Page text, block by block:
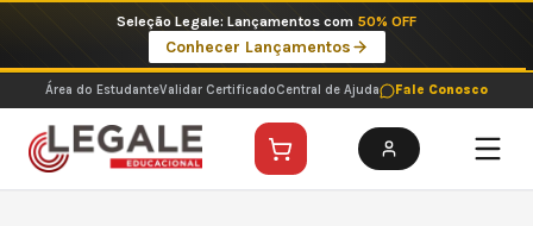
o
conteúdo
Imperdíveis no Pix: Pós Selecionadas a 199 reais no pix em parcela única
Ver ofertas
Área do EstudanteValidar CertificadoCentral de Ajuda Fale Conosco